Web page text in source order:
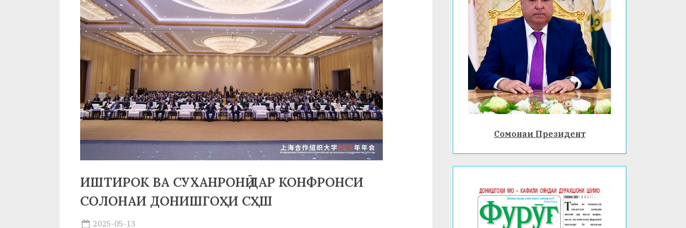
б
а
н
м
и
Н
о
с
и
ИШТИРОК ВА СУХАНРОНӢ ДАР КОНФРОНСИ
СОЛОНАИ ДОНИШГОҲИ СҲШ
Posted
2025-05-13
Сомонаи Президент